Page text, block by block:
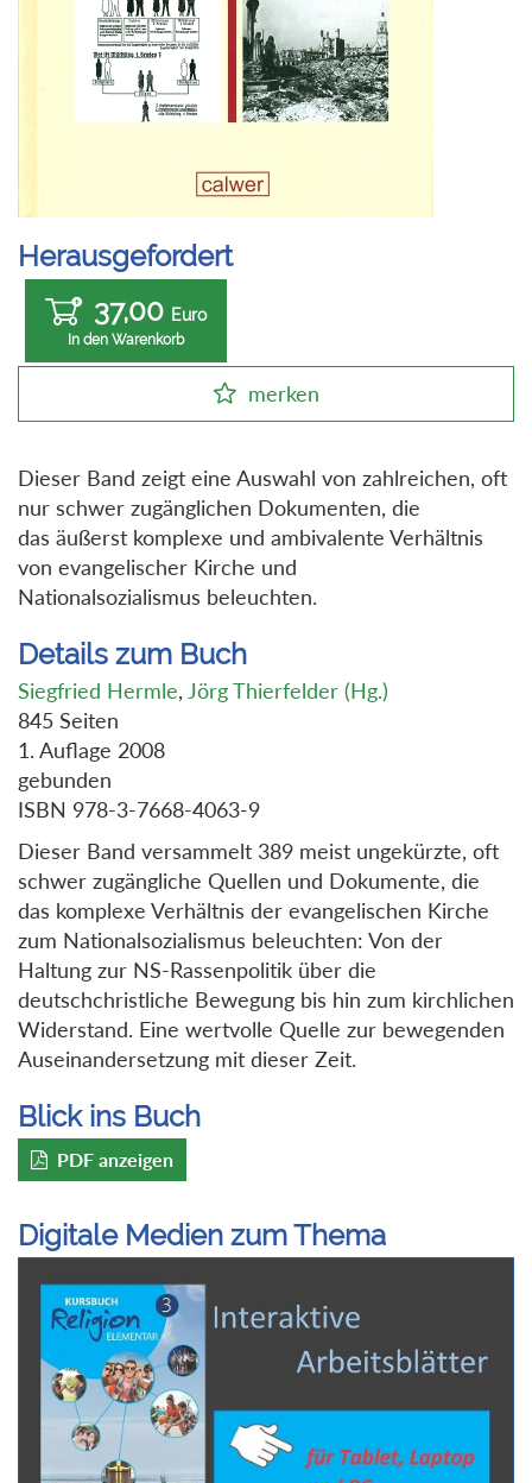
Herausgefordert
37,00 Euro
In den Warenkorb
merken
Dieser Band zeigt eine Auswahl von zahlreichen, oft
nur schwer zugänglichen Dokumenten, die
das äußerst komplexe und ambivalente Verhältnis
von evangelischer Kirche und
Nationalsozialismus beleuchten.
Details zum Buch
Siegfried Hermle, Jörg Thierfelder (Hg.)
845 Seiten
1. Auflage 2008
gebunden
ISBN 978-3-7668-4063-9
Dieser Band versammelt 389 meist ungekürzte, oft
schwer zugängliche Quellen und Dokumente, die
das komplexe Verhältnis der evangelischen Kirche
zum Nationalsozialismus beleuchten: Von der
Haltung zur NS-Rassenpolitik über die
deutschchristliche Bewegung bis hin zum kirchlichen
Widerstand. Eine wertvolle Quelle zur bewegenden
Auseinandersetzung mit dieser Zeit.
Blick ins Buch
PDF anzeigen
Digitale Medien zum Thema